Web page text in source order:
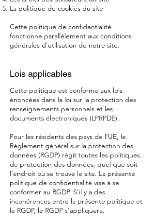
La politique de cookies du site
Cette politique de confidentialité
fonctionne parallèlement aux conditions
générales d’utilisation de notre site.
Lois applicables
Cette politique est conforme aux lois
énoncées dans la loi sur la protection des
renseignements personnels et les
documents électroniques (LPRPDE).
Pour les résidents des pays de l’UE, le
Règlement général sur la protection des
données (RGDP) régit toutes les politiques
de protection des données, quel que soit
l’endroit où se trouve le site. La présente
politique de confidentialité vise à se
conformer au RGDP. S’il y a des
incohérences entre la présente politique et
le RGDP, le RGDP s’appliquera.